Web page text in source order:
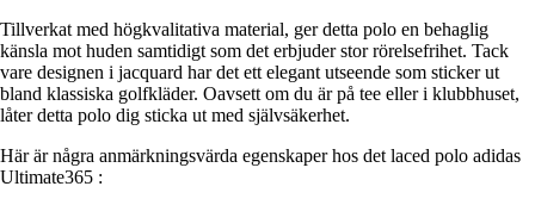
Tillverkat med högkvalitativa material, ger detta polo en behaglig
känsla mot huden samtidigt som det erbjuder stor rörelsefrihet. Tack
vare designen i jacquard har det ett elegant utseende som sticker ut
bland klassiska golfkläder. Oavsett om du är på tee eller i klubbhuset,
låter detta polo dig sticka ut med självsäkerhet.
Här är några anmärkningsvärda egenskaper hos det laced polo adidas
Ultimate365 :